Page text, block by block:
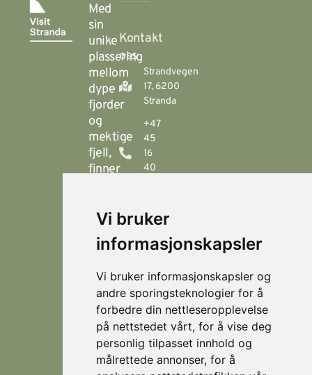
Vi bruker
informasjonskapsler
Vi bruker informasjonskapsler og
andre sporingsteknologier for å
forbedre din nettleseropplevelse
på nettstedet vårt, for å vise deg
personlig tilpasset innhold og
målrettede annonser, for å
Med
sin
unike
plassering
mellom
dype
fjorder
og
mektige
fjell,
finner
- en
helårsdestinasjon
som
på
flotte
fjellturer
om
sommeren,
og
Kontakt
oss
Strandvegen
17, 6200
Stranda
+47
45
16
40
Fjellsætra
Hornindal
Koie
Stranda
© 2026
Visit
Personvern
Levert av
Horn Media